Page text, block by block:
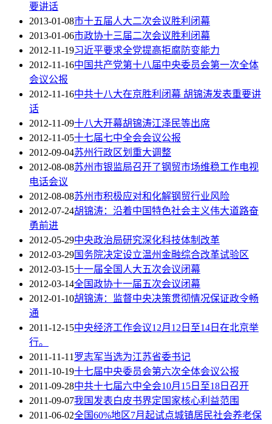
要讲话
2013-01-08市十五届人大二次会议胜利闭幕
2013-01-06市政协十三届二次会议胜利闭幕
2012-11-19习近平要求全党提高拒腐防变能力
2012-11-16中国共产党第十八届中央委员会第一次全体
会议公报
2012-11-16中共十八大在京胜利闭幕 胡锦涛发表重要讲
话
2012-11-09十八大开幕胡锦涛江泽民等出席
2012-11-05十七届七中全会会议公报
2012-09-04苏州行政区划重大调整
2012-08-08苏州市银监局召开了钢贸市场维稳工作电视
电话会议
2012-08-08苏州市积极应对和化解钢贸行业风险
2012-07-24胡锦涛：沿着中国特色社会主义伟大道路奋
勇前进
2012-05-29中央政治局研究深化科技体制改革
2012-03-29国务院决定设立温州金融综合改革试验区
2012-03-15十一届全国人大五次会议闭幕
2012-03-14全国政协十一届五次会议闭幕
2012-01-10胡锦涛：监督中央决策贯彻情况保证政令畅
通
2011-12-15中央经济工作会议12月12日至14日在北京举
行。
2011-11-11罗志军当选为江苏省委书记
2011-10-19十七届中央委员会第六次全体会议公报
2011-09-28中共十七届六中全会10月15日至18日召开
2011-09-07我国发表白皮书界定国家核心利益范围
2011-06-02全国60%地区7月起试点城镇居民社会养老保